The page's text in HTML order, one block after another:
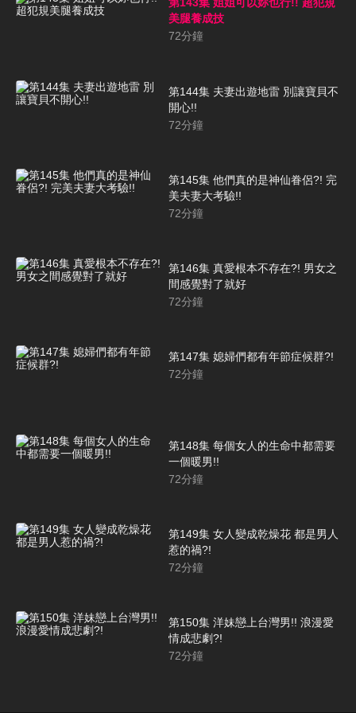
第143集 姐姐可以妳也行!! 超犯規
美腿養成技
72分鐘
第144集 夫妻出遊地雷 別讓寶貝不
開心!!
72分鐘
第145集 他們真的是神仙眷侶?! 完
美夫妻大考驗!!
72分鐘
第146集 真愛根本不存在?! 男女之
間感覺對了就好
72分鐘
第147集 媳婦們都有年節症候群?!
72分鐘
第148集 每個女人的生命中都需要
一個暖男!!
72分鐘
第149集 女人變成乾燥花 都是男人
惹的禍?!
72分鐘
第150集 洋妹戀上台灣男!! 浪漫愛
情成悲劇?!
72分鐘